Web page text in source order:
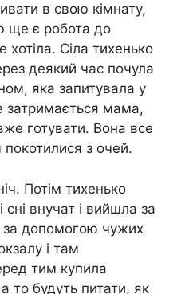
в свою кімнату,
ще є робота до
хотіла. Сіла тихенько
деякий час почула
яка запитувала у
затримається мама,
готувати. Вона все
покотилися з очей.
Потім тихенько
сні внучат і вийшла за
за допомогою чужих
і там
тим купила
а то будуть питати, як